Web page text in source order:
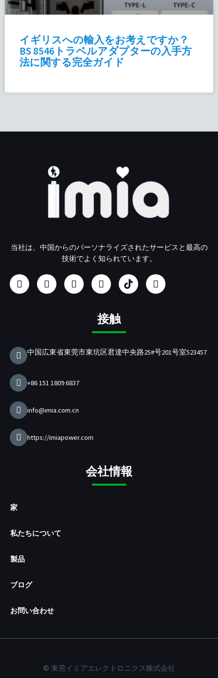
イギリスへの輸入をお考えですか？
BS 8546トラベルアダプターの入手方
法に関する完全ガイド
当社は、中国からのパーソナライズされたサービスと最高の
技術でよく知られています。
フ
ェ
イ
イ
ン
ス
ユ
ー
チ
リ
ン
ク
イ
ン
U
S
B
電
器
ツ
イ
ッ
接触
中国広東省東莞市東坑区君達中央路25#号201号室523457
+86 151 1809 6837
info@imia.com.cn
https://imiapower.com
会社情報
家
私たちについて
製品
ブログ
お問い合わせ
© 東莞イミアエレクトロニクス株式会社